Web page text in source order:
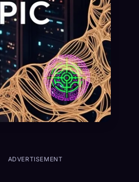
ADVERTISEMENT